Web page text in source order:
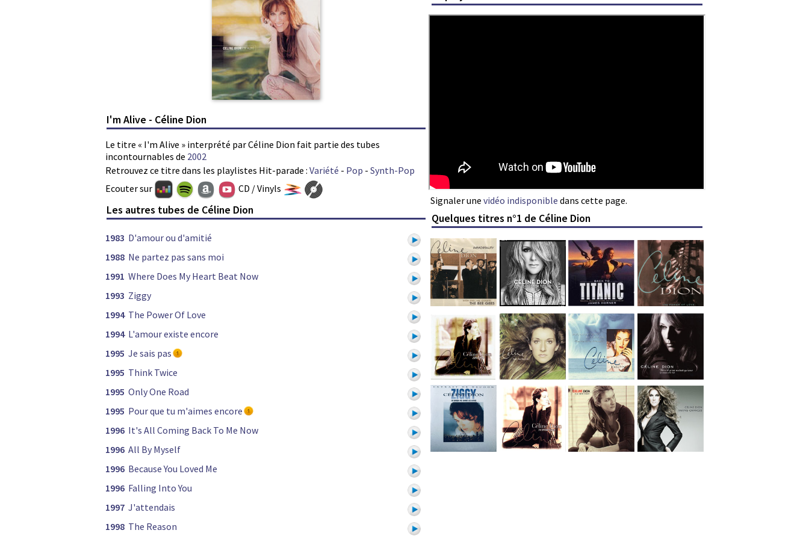
I'm Alive - Céline Dion
Le titre « I'm Alive » interprété par Céline Dion fait partie des tubes
incontournables de 2002
Retrouvez ce titre dans les playlistes Hit-parade : Variété - Pop - Synth-Pop
Signaler une vidéo indisponible dans cette page.
Ecouter sur CD / Vinyls
Les autres tubes de Céline Dion
1983 D'amour ou d'amitié
1988 Ne partez pas sans moi
1991 Where Does My Heart Beat Now
1993 Ziggy
1994 The Power Of Love
1994 L'amour existe encore
1995 Je sais pas
1995 Think Twice
1995 Only One Road
1995 Pour que tu m'aimes encore
1996 It's All Coming Back To Me Now
1996 All By Myself
1996 Because You Loved Me
1996 Falling Into You
1997 J'attendais
1998 The Reason
Quelques titres n°1 de Céline Dion